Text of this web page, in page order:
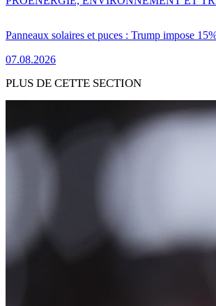
Panneaux solaires et puces : Trump impose
07.08.2026
PLUS DE CETTE SECTION